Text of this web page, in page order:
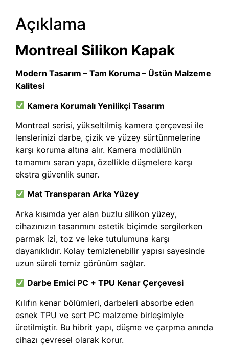
Açıklama
Montreal Silikon Kapak
Modern Tasarım – Tam Koruma – Üstün Malzeme
Kalitesi
Kamera Korumalı Yenilikçi Tasarım
Montreal serisi, yükseltilmiş kamera çerçevesi ile
lenslerinizi darbe, çizik ve yüzey sürtünmelerine
karşı koruma altına alır. Kamera modülünün
tamamını saran yapı, özellikle düşmelere karşı
ekstra güvenlik sunar.
Mat Transparan Arka Yüzey
Arka kısımda yer alan buzlu silikon yüzey,
cihazınızın tasarımını estetik biçimde sergilerken
parmak izi, toz ve leke tutulumuna karşı
dayanıklıdır. Kolay temizlenebilir yapısı sayesinde
uzun süreli temiz görünüm sağlar.
Darbe Emici PC + TPU Kenar Çerçevesi
Kılıfın kenar bölümleri, darbeleri absorbe eden
esnek TPU ve sert PC malzeme birleşimiyle
üretilmiştir. Bu hibrit yapı, düşme ve çarpma anında
cihazı çevresel olarak korur.